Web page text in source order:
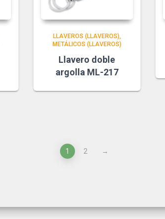
LLAVEROS (LLAVEROS)
METÁLICOS (LLAVEROS)
Llavero doble
argolla ML-217
1 2 →